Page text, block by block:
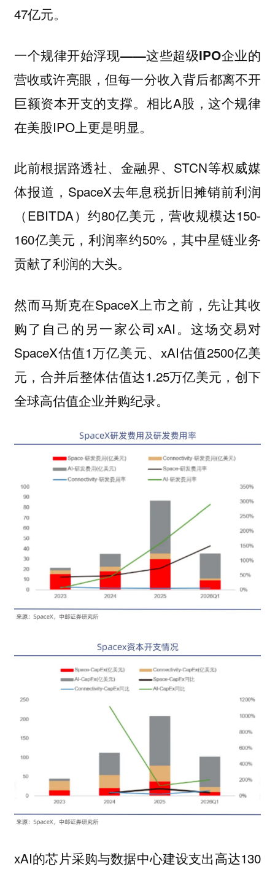
47亿元。
一个规律开始浮现——这些超级IPO企业的
营收或许亮眼，但每一分收入背后都离不开
巨额资本开支的支撑。 相比A股，这个规律
在美股IPO上更是明显。
此前根据路透社、金融界、STCN等权威媒
体报道，SpaceX去年息税折旧摊销前利润
（EBITDA）约80亿美元，营收规模达150-
160亿美元，利润率约50%，其中星链业务
贡献了利润的大头。
然而马斯克在SpaceX上市之前，先让其收
购了自己的另一家公司xAI。这场交易对
SpaceX估值1万亿美元、xAI估值2500亿美
元，合并后整体估值达1.25万亿美元，创下
全球高估值企业并购纪录。
xAI的芯片采购与数据中心建设支出高达130